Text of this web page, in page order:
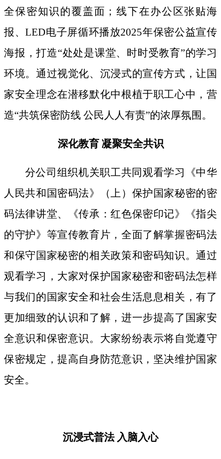
全保密知识的覆盖面；线下在办公区张贴海
报、LED电子屏循环播放2025年保密公益宣传
海报，打造“处处是课堂、时时受教育”的学习
环境。通过视觉化、沉浸式的宣传方式，让国
家安全理念在潜移默化中根植于职工心中，营
造“共筑保密防线 公民人人有责”的浓厚氛围。
深化教育凝聚安全共识
分公司组织机关职工共同观看学习《中华
人民共和国密码法》
（上）保护国家秘密的密
码法律讲堂、
《传承：红色保密印记》《指尖
的守护》等宣传教育片， 全面了解掌握密码法
和保守国家秘密的相关政策和密码知识。通过
观看学习，大家对保护国家秘密和密码法怎样
与我们的国家安全和社会生活息息相关，有了
更加细致的认识和了解，进一步提高了国家安
全意识和保密意识。大家纷纷表示将自觉遵守
保密规定，提高自身防范意识，坚决维护国家
安全。
沉浸式普法 入脑入心